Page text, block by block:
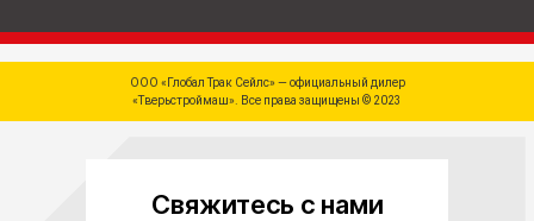
ООО «Глобал Трак Сейлс» — официальный дилер
«Тверьстроймаш». Все права защищены © 2023
Свяжитесь с нами